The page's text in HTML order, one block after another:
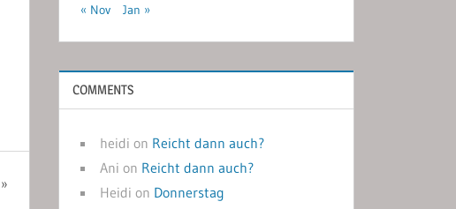
« Nov
Jan »
COMMENTS
heidi on Reicht dann auch?
Ani on Reicht dann auch?
Heidi on Donnerstag